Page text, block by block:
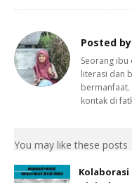
Posted by
Seorang ibu
literasi dan
bermanfaat.
kontak di
You may like these posts